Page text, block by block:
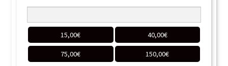
15,00€ 40,00€
75,00€ 150,00€